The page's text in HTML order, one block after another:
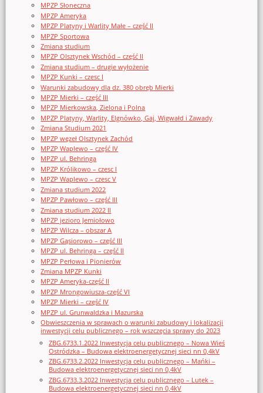
MPZP Słoneczna
MPZP Ameryka
MPZP Platyny i Warlity Małe – część II
MPZP Sportowa
Zmiana studium
MPZP Olsztynek Wschód – część II
Zmiana studium – drugie wyłożenie
MPZP Kunki – czesc I
Warunki zabudowy dla dz. 380 obręb Mierki
MPZP Mierki – część III
MPZP Mierkowska, Zielona i Polna
MPZP Platyny, Warlity, Elgnówko, Gaj, Wigwałd i Zawady
Zmiana Studium 2021
MPZP węzeł Olsztynek Zachód
MPZP Waplewo – część IV
MPZP ul. Behringa
MPZP Królikowo – czesc I
MPZP Waplewo – czesc V
Zmiana studium 2022
MPZP Pawłowo – część III
Zmiana studium 2022 II
MPZP jezioro Jemiołowo
MPZP Wilcza – obszar A
MPZP Gąsiorowo – część III
MPZP ul. Behringa – część II
MPZP Perłowa i Pionierów
Zmiana MPZP Kunki
MPZP Ameryka-część II
MPZP Mrongowiusza-część VI
MPZP Mierki – część IV
MPZP ul. Grunwaldzka i Mazurska
Obwieszczenia w sprawach o warunki zabudowy i lokalizacji
inwestycji celu publicznego – rok wszczęcia sprawy do 2023
ZBG.6733.1.2022 Inwestycja celu publicznego – Nowa Wieś
Ostródzka – Budowa elektroenergetycznej sieci nn 0,4kV
ZBG.6733.2.2022 Inwestycja celu publicznego – Mańki –
Budowa elektroenergetycznej sieci nn 0,4kV
ZBG.6733.3.2022 Inwestycja celu publicznego – Lutek –
Budowa elektroenergetycznej sieci nn 0,4kV